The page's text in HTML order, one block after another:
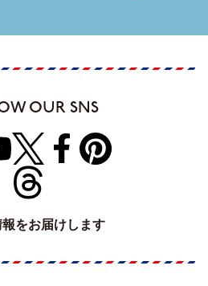
OUR SNS
をお届けします